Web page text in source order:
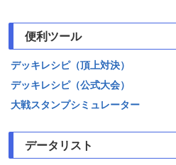
便利ツール
デッキレシピ（頂上対決）
デッキレシピ（公式大会）
大戦スタンプシミュレーター
データリスト